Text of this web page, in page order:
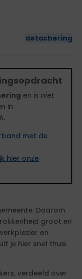
detachering
en is niet
in
met de
hier onze
Daarom
groot en
en
je hier snel thuis
verdeeld over